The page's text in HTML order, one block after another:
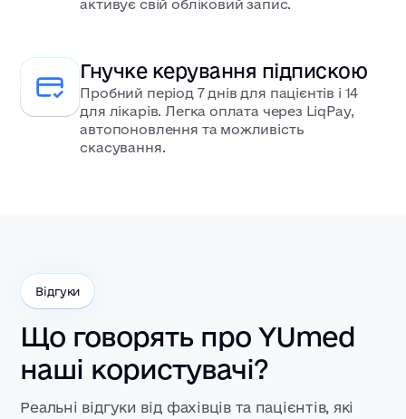
активує свій обліковий запис.
Гнучке керування підпискою
Пробний період 7 днів для пацієнтів і 14
для лікарів. Легка оплата через LiqPay,
автопоновлення та можливість
скасування.
Відгуки
Що говорять про YUmed
наші користувачі?
Реальні відгуки від фахівців та пацієнтів, які